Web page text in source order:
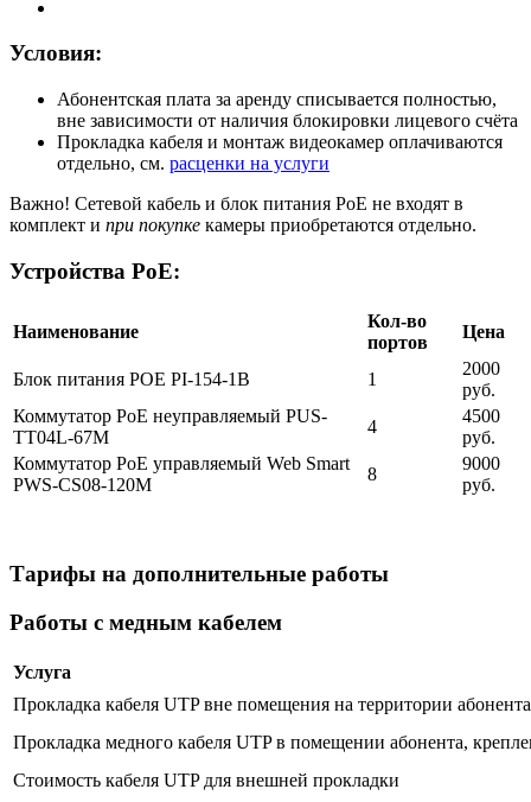
Условия:
Абонентская плата за аренду списывается полностью,
вне зависимости от наличия блокировки лицевого счёта
Прокладка кабеля и монтаж видеокамер оплачиваются
отдельно, см. расценки на услуги
Важно! Сетевой кабель и блок питания PoE не входят в
комплект и при покупке камеры приобретаются отдельно.
Устройства PoE:
Наименование
Кол-во
портов
Цена
Блок питания POE PI-154-1B 1
2000
руб.
Коммутатор PoE неуправляемый PUS-
TT04L-67M
4
4500
руб.
Коммутатор PoE управляемый Web Smart
PWS-CS08-120M
8
9000
руб.
Тарифы на дополнительные работы
Работы с медным кабелем
Услуга
Прокладка кабеля UTP вне помещения на территории
Прокладка медного кабеля UTP в помещении абонента,
Стоимость кабеля UTP для внешней прокладки